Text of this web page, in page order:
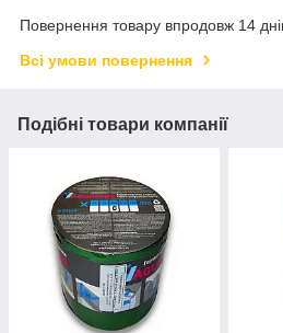
Повернення товару впродовж 14
Всі умови повернення
Подібні товари компанії